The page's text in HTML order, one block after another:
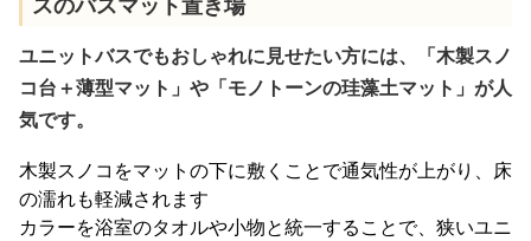
ユニットバスでもおしゃれに見せたい方には、「木製スノ
コ台＋薄型マット」や「モノトーンの珪藻土マット」が人
気です。
木製スノコをマットの下に敷くことで通気性が上がり、床
の濡れも軽減されます
カラーを浴室のタオルや小物と統一することで、狭いユニ